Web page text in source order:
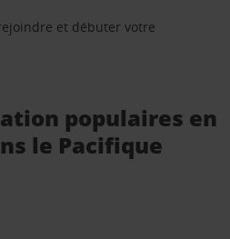
et débuter votre
populaires en
le Pacifique